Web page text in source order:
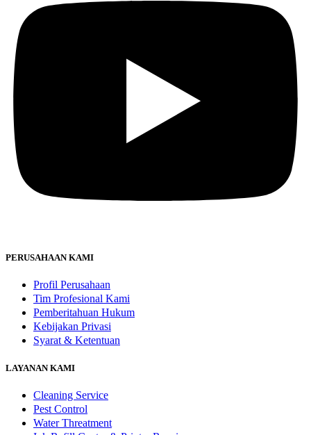
PERUSAHAAN KAMI
Profil Perusahaan
Tim Profesional Kami
Pemberitahuan Hukum
Kebijakan Privasi
Syarat & Ketentuan
LAYANAN KAMI
Cleaning Service
Pest Control
Water Threatment